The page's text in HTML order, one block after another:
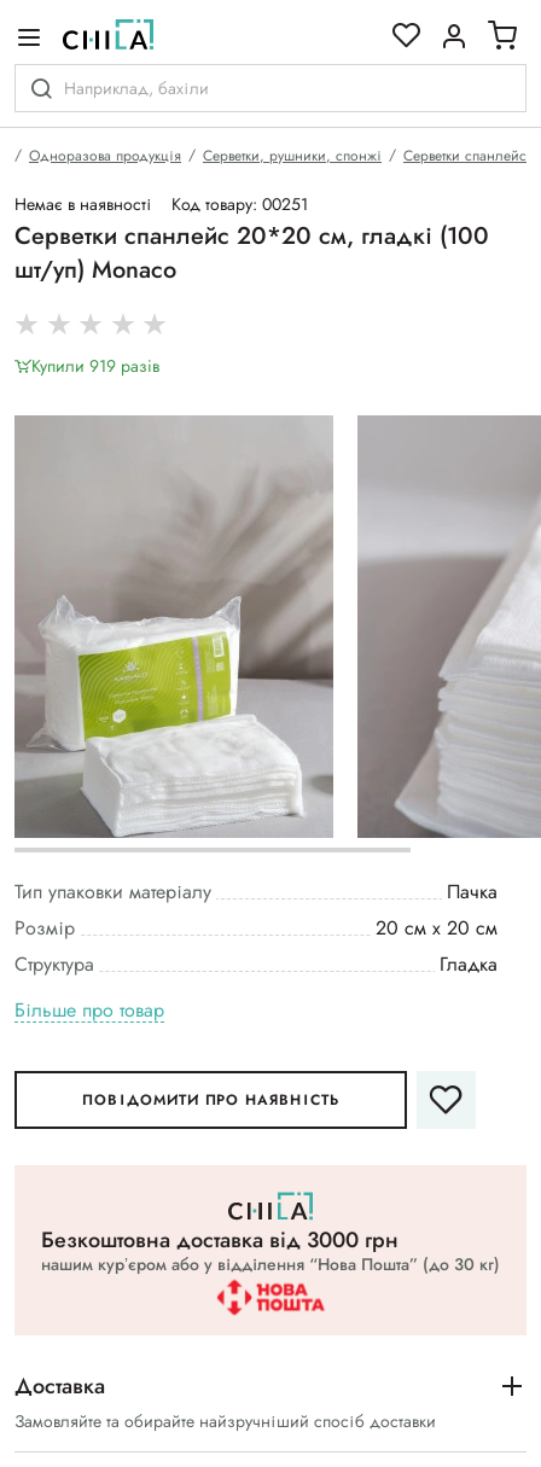
Одноразова продукція Серветки, рушники, спонжі Серветки спанлейс
Немає в наявності Код товару: 00251
Серветки спанлейс 20*20 см, гладкі (100
шт/уп) Monaco
Купили 919 разiв
Тип упаковки матеріалу
Пачка
Розмір
20 см х 20 см
Структура
Гладка
Більше про товар
ПОВІДОМИТИ ПРО НАЯВНІСТЬ
Безкоштовна доставка вiд 3000 грн
нашим курʼєром або у відділення “Нова Пошта” (до 30 кг)
Доставка
Замовляйте та обирайте найзручніший спосіб доставки
гамі